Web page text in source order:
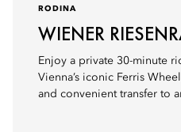
RODINA
WIENER
Enjoy a private 30-minute
Vienna’s iconic Ferris
and convenient transfer to